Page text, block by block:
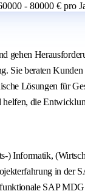
- 80000 € pro
gehen
Sie beraten
Lösungen für
helfen, die
) Informatik,
in der
funktionale SAP